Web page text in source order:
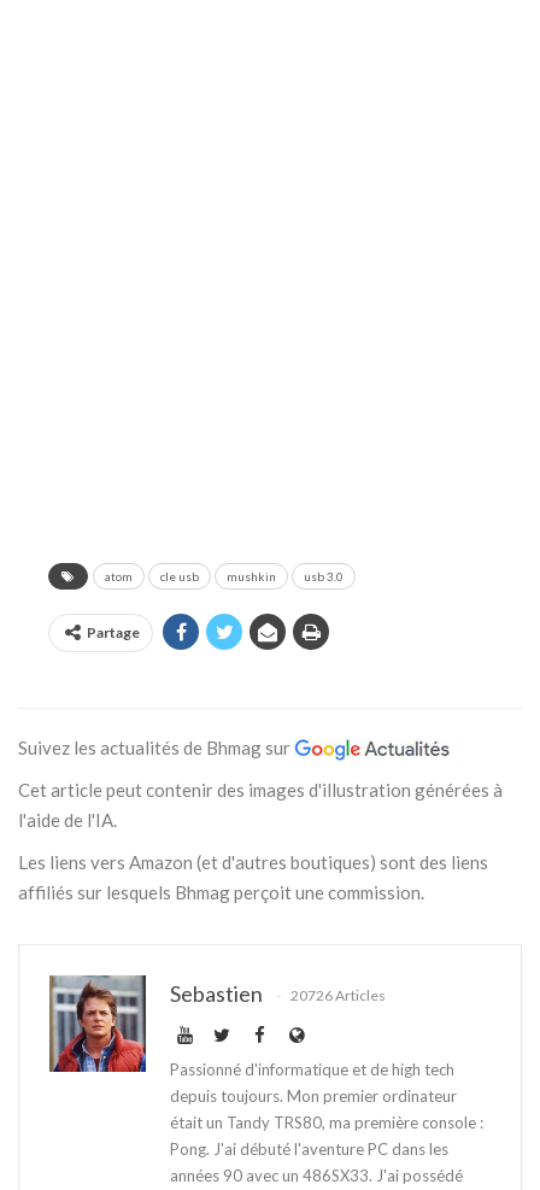
atom cle usb mushkin usb 3.0
Partage
Suivez les actualités de Bhmag sur
Cet article peut contenir des images d'illustration générées à
l'aide de l'IA.
Les liens vers Amazon (et d'autres boutiques) sont des liens
affiliés sur lesquels Bhmag perçoit une commission.
Sebastien 20726 Articles
Passionné d'informatique et de high tech
depuis toujours. Mon premier ordinateur
était un Tandy TRS80, ma première console :
Pong. J'ai débuté l'aventure PC dans les
années 90 avec un 486SX33. J'ai possédé